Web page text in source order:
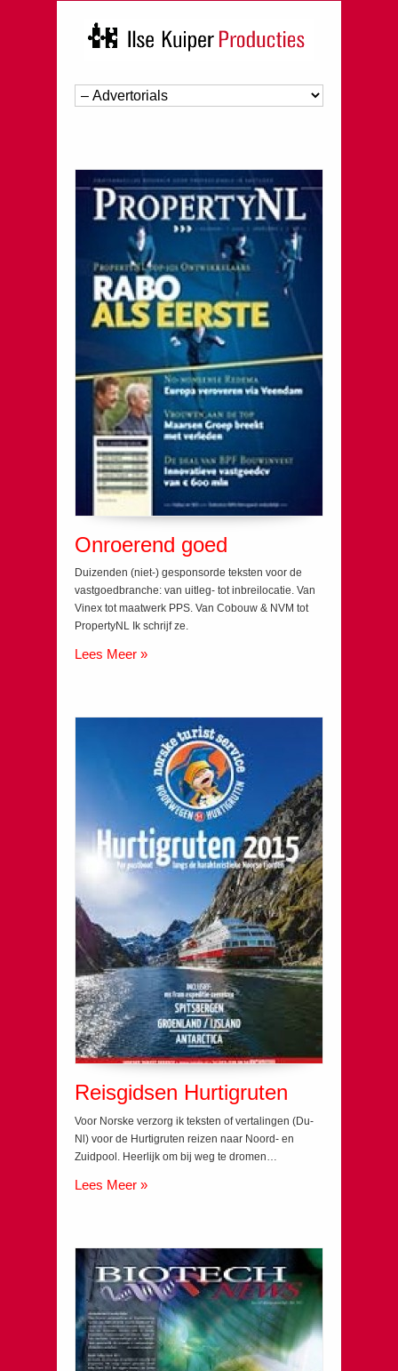
Onroerend goed
Duizenden (niet-) gesponsorde teksten voor de
vastgoedbranche: van uitleg- tot inbreilocatie. Van
Vinex tot maatwerk PPS. Van Cobouw & NVM tot
PropertyNL Ik schrijf ze.
Lees Meer »
Reisgidsen Hurtigruten
Voor Norske verzorg ik teksten of vertalingen (Du-
Nl) voor de Hurtigruten reizen naar Noord- en
Zuidpool. Heerlijk om bij weg te dromen…
Lees Meer »